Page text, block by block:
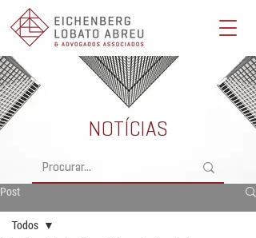
Eichenberg, Lobato, Abreu & Advogados Associados -
Advocacia Full Service
Post
Todos
NOTÍCIAS